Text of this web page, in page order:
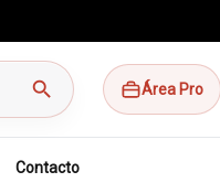
search Área Pro
Contacto